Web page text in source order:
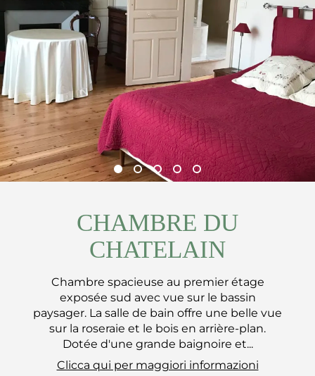
CHAMBRE DU
CHATELAIN
Chambre spacieuse au premier étage
exposée sud avec vue sur le bassin
paysager. La salle de bain offre une belle vue
sur la roseraie et le bois en arrière-plan.
Dotée d'une grande baignoire et...
Clicca qui per maggiori informazioni